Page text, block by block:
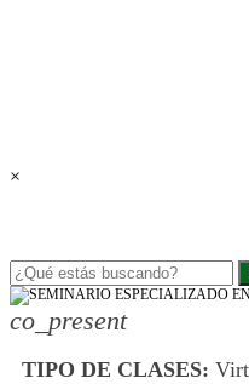
×
co_present
TIPO DE CLASES: